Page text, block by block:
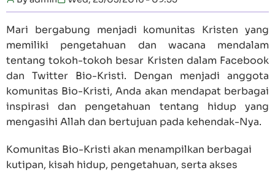
Mari bergabung menjadi komunitas Kristen yang
memiliki pengetahuan dan wacana mendalam
tentang tokoh-tokoh besar Kristen dalam Facebook
dan Twitter Bio-Kristi. Dengan menjadi anggota
komunitas Bio-Kristi, Anda akan mendapat berbagai
inspirasi dan pengetahuan tentang hidup yang
mengasihi Allah dan bertujuan pada kehendak-Nya.
Komunitas Bio-Kristi akan menampilkan berbagai
kutipan, kisah hidup, pengetahuan, serta akses